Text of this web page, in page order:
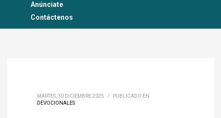
Anúnciate
Contáctenos
MARTES, 30 DICIEMBRE 2025 /
PUBLICADO EN
DEVOCIONALES